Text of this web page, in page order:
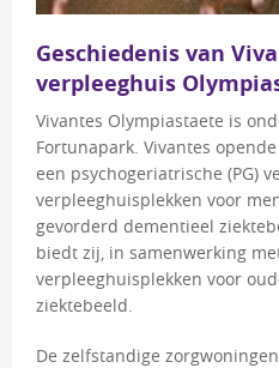
Geschiedenis van
verpleeghuis
Vivantes Olympiastaete is
Fortunapark. Vivantes
een psychogeriatrische (PG)
verpleeghuisplekken voor
gevorderd dementieel
biedt zij, in samenwerking
verpleeghuisplekken voor
ziektebeeld.
De zelfstandige